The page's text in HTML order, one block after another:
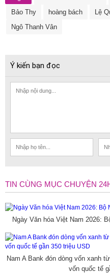
Bảo Thy
hoàng bách Lệ
Ngô Thanh Vân
Ý kiến bạn đọc
TIN CÙNG MỤC CHUYỆN
Ngày Văn hóa Việt Nam 2026:
Nam A Bank đón dòng vốn xanh
vốn quốc tế